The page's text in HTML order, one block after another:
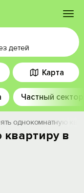
детей
Карта
Частный сектор
однокомнатную
в